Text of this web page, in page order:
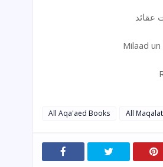
عقائد
Milaad
All Aqa'aed Books All Maqalat